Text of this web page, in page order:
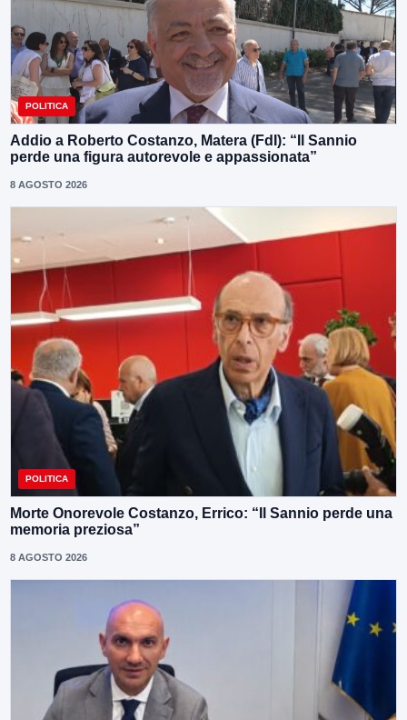
POLITICA
Addio a Roberto Costanzo, Matera (FdI): “Il Sannio
perde una figura autorevole e appassionata”
8 AGOSTO 2026
POLITICA
Morte Onorevole Costanzo, Errico: “Il Sannio perde una
memoria preziosa”
8 AGOSTO 2026